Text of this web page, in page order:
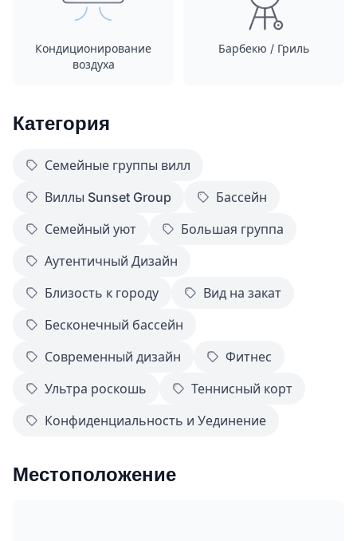
Кондиционирование
воздуха
Барбекю / Гриль
Категория
Семейные группы вилл
Виллы Sunset Group
Бассейн
Семейный уют
Большая группа
Аутентичный Дизайн
Близость к городу
Вид на закат
Бесконечный бассейн
Современный дизайн
Фитнес
Ультра роскошь
Теннисный корт
Конфиденциальность и Уединение
Местоположение